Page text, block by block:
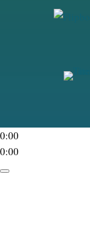
0:00
0:00